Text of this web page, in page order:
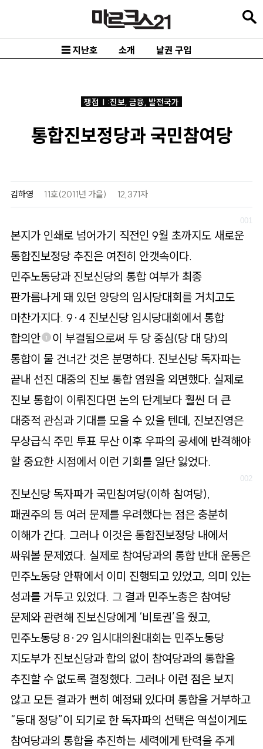
로
☰ 지난호 소개 낱권 구입
쟁점Ⅰ:진보, 금융, 발전국가
통합진보정당과 국민참여당
김하영 11호(2011년 가을) 12,371자
본지가 인쇄로 넘어가기 직전인 9월 초까지도 새로운
통합진보정당 추진은 여전히 안갯속이다.
민주노동당과 진보신당의 통합 여부가 최종
판가름나게 돼 있던 양당의 임시당대회를 거치고도
마찬가지다. 9·4 진보신당 임시당대회에서 통합
합의안
1
이 부결됨으로써 두 당 중심(당 대 당)의
통합이 물 건너간 것은 분명하다. 진보신당 독자파는
끝내 선진 대중의 진보 통합 염원을 외면했다. 실제로
진보 통합이 이뤄진다면 논의 단계보다 훨씬 더 큰
대중적 관심과 기대를 모을 수 있을 텐데, 진보진영은
무상급식 주민 투표 무산 이후 우파의 공세에 반격해야
할 중요한 시점에서 이런 기회를 일단 잃었다.
진보신당 독자파가 국민참여당(이하 참여당),
패권주의 등 여러 문제를 우려했다는 점은 충분히
이해가 간다. 그러나 이것은 통합진보정당 내에서
싸워볼 문제였다. 실제로 참여당과의 통합 반대 운동은
민주노동당 안팎에서 이미 진행되고 있었고, 의미 있는
성과를 거두고 있었다. 그 결과 민주노총은 참여당
문제와 관련해 진보신당에게 ‘비토권’을 줬고,
민주노동당 8·29 임시대의원대회는 민주노동당
지도부가 진보신당과 합의 없이 참여당과의 통합을
추진할 수 없도록 결정했다. 그러나 이런 점은 보지
않고 모든 결과가 뻔히 예정돼 있다며 통합을 거부하고
“등대 정당”이 되기로 한 독자파의 선택은 역설이게도
참여당과의 통합을 추진하는 세력에게 탄력을 주게